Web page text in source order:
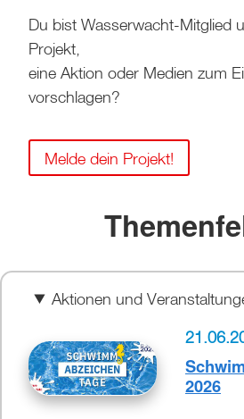
Du bist Wasserwacht-Mitglied
Projekt,
eine Aktion oder Medien zum
vorschlagen?
Melde dein Projekt!
Aktionen und
2026